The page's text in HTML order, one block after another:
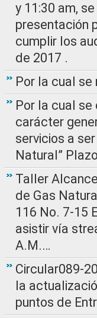
y 11:30 am,
presentación
cumplir los
de 2017 .
Por la cual se
Por la cual
carácter
servicios a
Natural”
Taller
de Gas
116 No. 7-15
asistir vía
A.M.…
Circular089-
la
puntos de